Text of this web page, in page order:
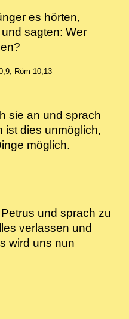
es hörten,
sagten: Wer
Röm 10,13
sie an und sprach
ist dies unmöglich,
möglich.
und sprach zu
verlassen und
wird uns nun